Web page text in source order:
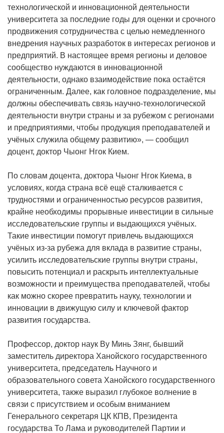
технологической и инновационной деятельности
университета за последние годы для оценки и срочного
продвижения сотрудничества с целью немедленного
внедрения научных разработок в интересах регионов и
предприятий. В настоящее время регионы и деловое
сообщество нуждаются в инновационной
деятельности, однако взаимодействие пока остаётся
ограниченным. Далее, как головное подразделение, мы
должны обеспечивать связь научно-технологической
деятельности внутри страны и за рубежом с регионами
и предприятиями, чтобы продукция преподавателей и
учёных служила общему развитию», — сообщил
доцент, доктор Чыонг Нгок Кием.
По словам доцента, доктора Чыонг Нгок Киема, в
условиях, когда страна всё ещё сталкивается с
трудностями и ограниченностью ресурсов развития,
крайне необходимы прорывные инвестиции в сильные
исследовательские группы и выдающихся учёных.
Такие инвестиции помогут привлечь выдающихся
учёных из-за рубежа для вклада в развитие страны,
усилить исследовательские группы внутри страны,
повысить потенциал и раскрыть интеллектуальные
возможности и преимущества преподавателей, чтобы
как можно скорее превратить науку, технологии и
инновации в движущую силу и ключевой фактор
развития государства.
Профессор, доктор наук Ву Минь Зянг, бывший
заместитель директора Ханойского государственного
университета, председатель Научного и
образовательного совета Ханойского государственного
университета, также выразил глубокое волнение в
связи с присутствием и особым вниманием
Генерального секретаря ЦК КПВ, Президента
государства То Лама и руководителей Партии и